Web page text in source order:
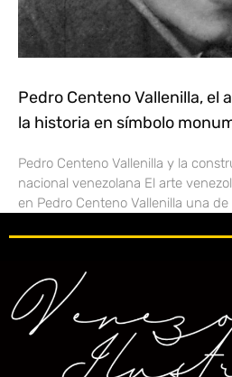
Pedro Centeno Vallenilla, el
la historia en símbolo
Pedro Centeno Vallenilla y la
nacional venezolana El arte
en Pedro Centeno Vallenilla una de